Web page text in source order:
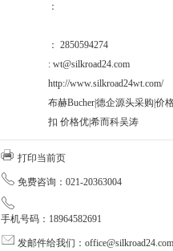
：
： 2850594274
: wt@silkroad24.com
http://www.silkroad24wt.com/
布赫Bucher|德企源头采购|价
扣 价格优|希而科吴涛
打印当前页
免费咨询：021-20363004
手机号码：18964582691
发邮件给我们：office@silkroad24.com